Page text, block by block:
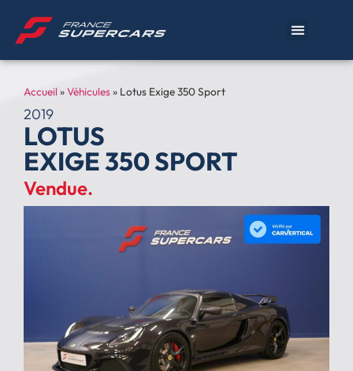
Accueil»Véhicules» Lotus Exige 350 Sport
2019
LOTUS
EXIGE 350 SPORT
Vendue.